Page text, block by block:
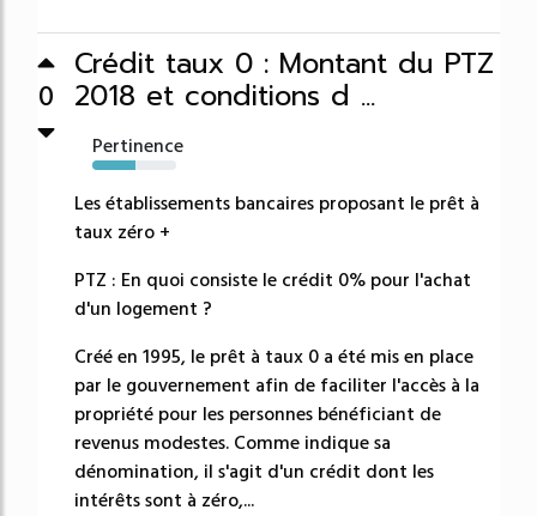
0
Crédit taux 0 : Montant du PTZ
2018 et conditions d ...
Pertinence
52%
Les établissements bancaires proposant le prêt à
taux zéro +
PTZ : En quoi consiste le crédit 0% pour l'achat
d'un logement ?
Créé en 1995, le prêt à taux 0 a été mis en place
par le gouvernement afin de faciliter l'accès à la
propriété pour les personnes bénéficiant de
revenus modestes. Comme indique sa
dénomination, il s'agit d'un crédit dont les
intérêts sont à zéro,...